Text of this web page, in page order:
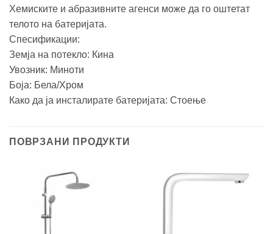
Хемиските и абразивните агенси може да го оштетат
телото на батеријата.
Спесификации:
Земја на потекло: Кина
Увозник: Миноти
Боја: Белa/Хром
Како да ја инсталирате батеријата: Стоење
ПОВРЗАНИ ПРОДУКТИ